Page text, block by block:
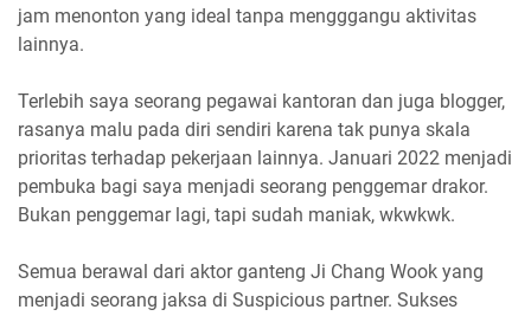
jam menonton yang ideal tanpa mengggangu aktivitas
lainnya.
Terlebih saya seorang pegawai kantoran dan juga blogger,
rasanya malu pada diri sendiri karena tak punya skala
prioritas terhadap pekerjaan lainnya. Januari 2022 menjadi
pembuka bagi saya menjadi seorang penggemar drakor.
Bukan penggemar lagi, tapi sudah maniak, wkwkwk.
Semua berawal dari aktor ganteng Ji Chang Wook yang
menjadi seorang jaksa di Suspicious partner. Sukses